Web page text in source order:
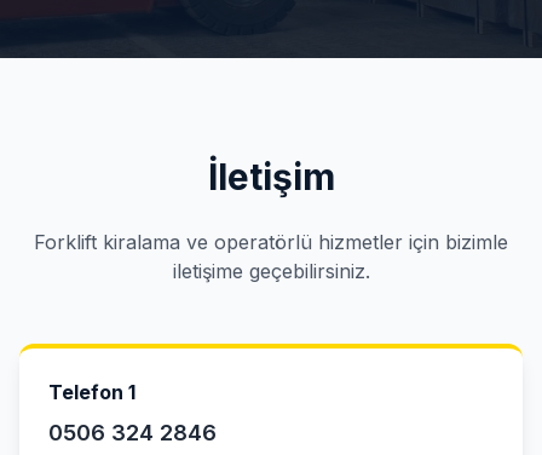
İletişim
Forklift kiralama ve operatörlü hizmetler için bizimle
iletişime geçebilirsiniz.
Telefon 1
0506 324 2846